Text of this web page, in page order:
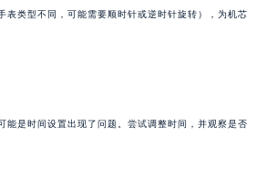
表类型不同，可能需要顺时针或逆时针旋转），为机芯
能是时间设置出现了问题。尝试调整时间，并观察是否